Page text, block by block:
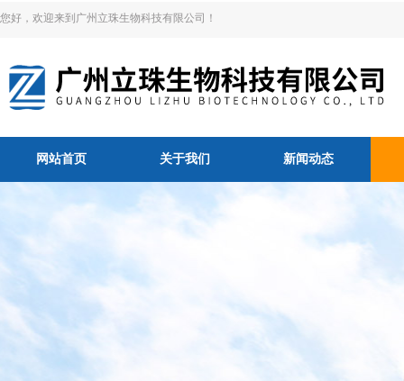
您好，欢迎来到广州立珠生物科技有限公司！
网站首页 关于我们 新闻动态